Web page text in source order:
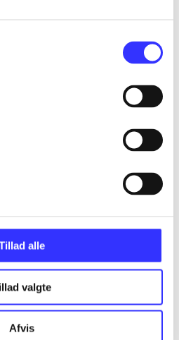
alle
valgte
Afvis